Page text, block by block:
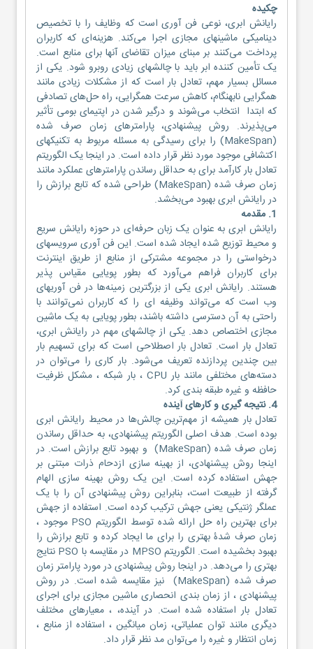
چکیده
رایانش ابری، نوعی فن آوری است که وظایف را با تخصیص
دینامیکی ماشینهای مجازی اجرا می‌کند. هزینه‌ای که کاربران
پرداخت می‌کنند بر مبنای میزان تقاضای آنها برای منابع است.
یک تأمین کننده ابر باید با چالشهای زیادی روبرو شود. یکی از
مسائل بسیار مهم، تعادل بار است که از مشکلات زیادی مانند
همگرایی نابهنگام، کاهش سرعت همگرایی، راه حل‌های تصادفی
که ابتدا انتخاب می‌شوند و درگیر شدن در اپتیمای بومی تأثیر
می‌پذیرند. روش پیشنهادی، پارامترهای زمان صرف شده
(MakeSpan) را برای رسیدگی به مسئله مربوط به تکنیکهای
اکتشافی موجود مورد نظر قرار داده است. در اینجا یک الگوریتم
تعادل بار کارآمد برای به حداقل رساندن پارامترهای عملکرد مانند
زمان صرف شده (MakeSpan) طراحی شده که تابع برازش را
در رایانش ابری بهبود می‌بخشد.
1. مقدمه
رایانش ابری به عنوان یک زبان حرفه‌ای در حوزه رایانش سریع
و محیط توزیع شده ایجاد شده است. این فن آوری سرویسهای
درخواستی را در مجموعه مشترکی از منابع از طریق اینترنت
برای کاربران فراهم می‌آورد که بطور پویایی مقیاس پذیر
هستند. رایانش ابری یکی از بزرگترین زمینه‌ها در فن آوریهای
وب است که می‌تواند وظیفه ای را که کاربران نمی‌توانند با
راحتی به آن دسترسی داشته باشند، بطور پویایی به یک ماشین
مجازی اختصاص دهد. یکی از چالشهای مهم در رایانش ابری،
تعادل بار است. تعادل بار اصطلاحی است که برای تسهیم بار
بین چندین پردازنده تعریف می‌شود. بار کاری را می‌توان در
دسته‌های مختلفی مانند بار CPU ، بار شبکه ، مشکل ظرفیت
حافظه و غیره طبقه بندی کرد.
4. نتیجه گیری و کارهای آینده
تعادل بار همیشه از مهم‌ترین چالش‌ها در محیط رایانش ابری
بوده است. هدف اصلی الگوریتم پیشنهادی، به حداقل رساندن
زمان صرف شده (MakeSpan) و بهبود تابع برازش است. در
اینجا روش پیشنهادی، از بهینه سازی ازدحام ذرات مبتنی بر
جهش استفاده کرده است. این یک روش بهینه سازی الهام
گرفته از طبیعت است، بنابراین روش پیشنهادی آن را با یک
عملگر ژنتیکی یعنی جهش ترکیب کرده است. استفاده از جهش
برای بهترین راه حل ارائه شده توسط الگوریتم PSO موجود ،
زمان صرف شدۀ بهتری را برای ما ایجاد کرده و تابع برازش را
بهبود بخشیده است. الگوریتم MPSO در مقایسه با PSO نتایج
بهتری را می‌دهد. در اینجا روش پیشنهادی در مورد پارامتر زمان
صرف شده (MakeSpan) نیز مقایسه شده است. در روش
پیشنهادی ، از زمان بندی انحصاری ماشین مجازی برای اجرای
تعادل بار استفاده شده است. در آینده، ، معیارهای مختلف
دیگری مانند توان عملیاتی، زمان میانگین ، استفاده از منابع ،
زمان انتظار و غیره را می‌توان مد نظر قرار داد.